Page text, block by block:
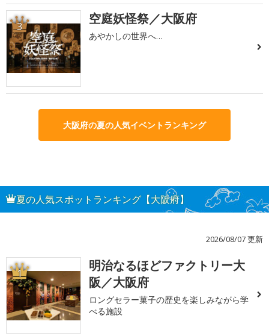
3 空庭妖怪祭／大阪府
あやかしの世界へ…
大阪府の夏の人気イベントランキング
夏の人気スポットランキング【大阪府】
2026/08/07 更新
1
明治なるほどファクトリー大
阪／大阪府
ロングセラー菓子の歴史を楽しみながら学
べる施設